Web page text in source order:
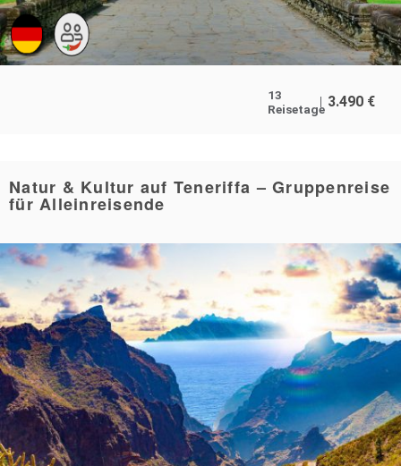
13
Reisetage 3.490 €
Natur & Kultur auf Teneriffa – Gruppenreise
für Alleinreisende